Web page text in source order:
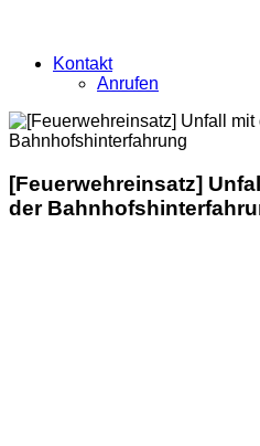
Kontakt
Anrufen
[Feuerwehreinsatz]
der